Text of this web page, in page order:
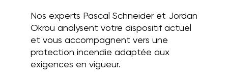
Nos experts Pascal Schneider et Jordan
Okrou analysent votre dispositif actuel
et vous accompagnent vers une
protection incendie adaptée aux
exigences en vigueur.